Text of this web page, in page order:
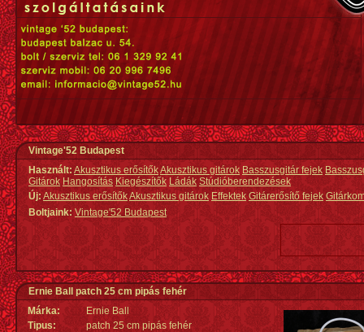
Vintage'52 Budapest
Használt: Akusztikus erősítőkAkusztikus gitárok Basszusgitár fejek
Gitárok Hangosítás Kiegészítők Ládák Stúdióberendezések
Új:Akusztikus erősítőkAkusztikus gitárok Effektek Gitárerősítő fejek
Boltjaink: Vintage'52 Budapest
Ernie Ball patch 25 cm pipás fehér
Márka:
Ernie Ball
Tipus:
patch 25 cm pipás fehér